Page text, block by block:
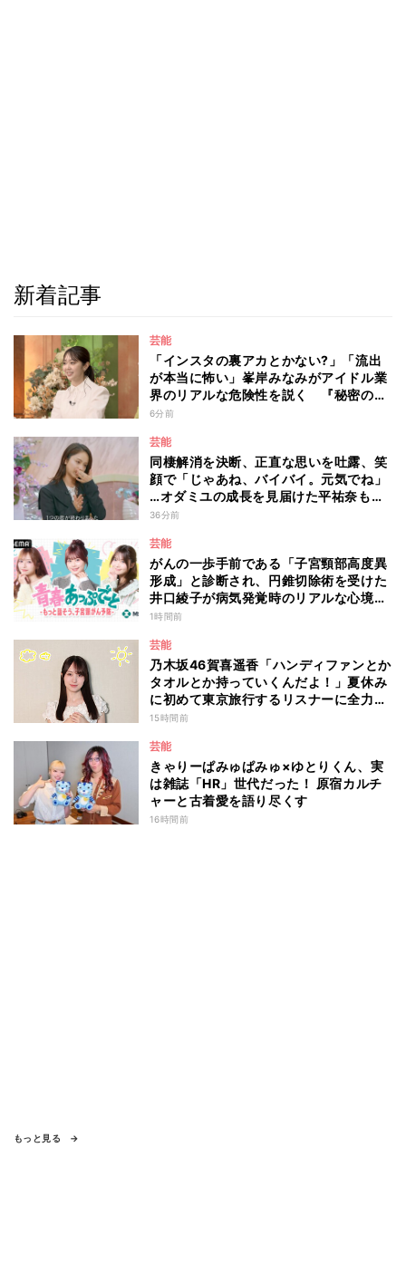
新着記事
芸能
「インスタの裏アカとかない?」「流出
が本当に怖い」峯岸みなみがアイドル業
界のリアルな危険性を説く 『秘密のマ
マ園』特別編
6分前
芸能
同棲解消を決断、正直な思いを吐露、笑
顔で「じゃあね、バイバイ。元気でね」
…オダミユの成長を見届けた平祐奈も思
わず涙 『ガールオアレディ3』
36分前
芸能
がんの一歩手前である「子宮頸部高度異
形成」と診断され、円錐切除術を受けた
井口綾子が病気発覚時のリアルな心境や
葛藤を語る ABEMAトーク番組『青春
ん予防-』
1時間前
芸能
乃木坂46賀喜遥香「ハンディファンとか
タオルとか持っていくんだよ！」夏休み
に初めて東京旅行するリスナーに全力ア
ドバイス！
15時間前
芸能
きゃりーぱみゅぱみゅ×ゆとりくん、実
は雑誌「HR」世代だった！ 原宿カルチ
ャーと古着愛を語り尽くす
16時間前
もっと見る